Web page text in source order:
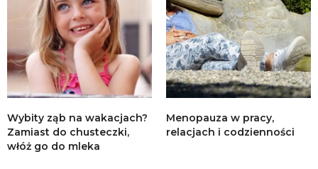
Wybity ząb na wakacjach?
Zamiast do chusteczki,
włóż go do mleka
Menopauza w pracy,
relacjach i codzienności